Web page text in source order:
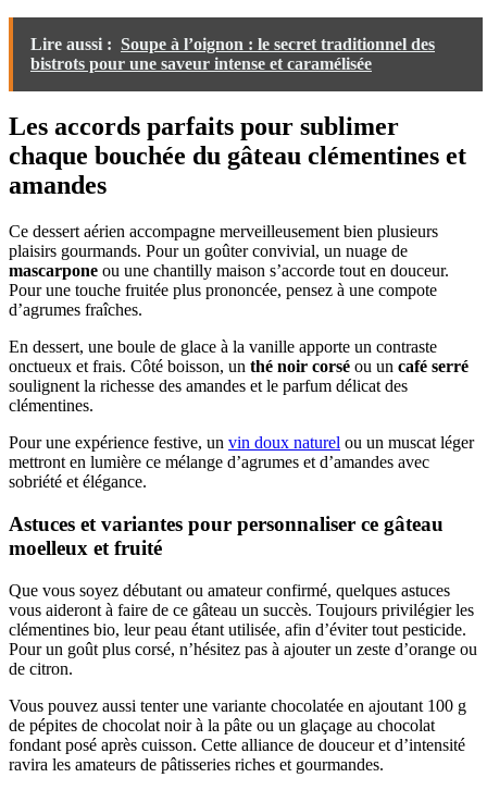
Lire aussi : Soupe à l’oignon : le secret traditionnel des
bistrots pour une saveur intense et caramélisée
Les accords parfaits pour sublimer
chaque bouchée du gâteau clémentines et
amandes
Ce dessert aérien accompagne merveilleusement bien plusieurs
plaisirs gourmands. Pour un goûter convivial, un nuage de
mascarpone ou une chantilly maison s’accorde tout en douceur.
Pour une touche fruitée plus prononcée, pensez à une compote
d’agrumes fraîches.
En dessert, une boule de glace à la vanille apporte un contraste
onctueux et frais. Côté boisson, un thé noir corsé ou un café serré
soulignent la richesse des amandes et le parfum délicat des
clémentines.
Pour une expérience festive, un vin doux naturel ou un muscat léger
mettront en lumière ce mélange d’agrumes et d’amandes avec
sobriété et élégance.
Astuces et variantes pour personnaliser ce gâteau
moelleux et fruité
Que vous soyez débutant ou amateur confirmé, quelques astuces
vous aideront à faire de ce gâteau un succès. Toujours privilégier les
clémentines bio, leur peau étant utilisée, afin d’éviter tout pesticide.
Pour un goût plus corsé, n’hésitez pas à ajouter un zeste d’orange ou
de citron.
Vous pouvez aussi tenter une variante chocolatée en ajoutant 100 g
de pépites de chocolat noir à la pâte ou un glaçage au chocolat
fondant posé après cuisson. Cette alliance de douceur et d’intensité
ravira les amateurs de pâtisseries riches et gourmandes.